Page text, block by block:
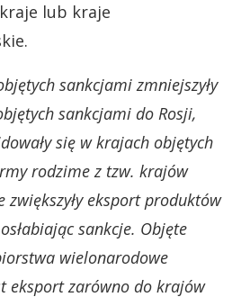
lub kraje
sankcjami zmniejszyły
sankcjami do Rosji,
się w krajach objętych
rodzime z tzw. krajów
zwiększyły eksport produktów
sankcje. Objęte
wielonarodowe
eksport zarówno do krajów